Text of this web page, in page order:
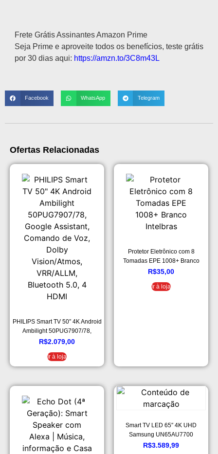
Frete Grátis Assinantes Amazon Prime
Seja Prime e aproveite todos os benefícios, teste grátis
por 30 dias aqui: https://amzn.to/3C8m43L
Facebook WhatsApp Telegram
Ofertas Relacionadas
PHILIPS Smart TV 50″ 4K Android
Ambilight 50PUG7907/78,
Google Assistant, Comando de
VRR/ALLM, Bluetooth 5.0, 4
HDMI
R$2.079,00
Ir à loja
Protetor Eletrônico com 8
Tomadas EPE 1008+ Branco
Intelbras
R$35,00
Ir à loja
Smart TV LED 65″ 4K UHD
Samsung UN65AU7700
R$3.589,99